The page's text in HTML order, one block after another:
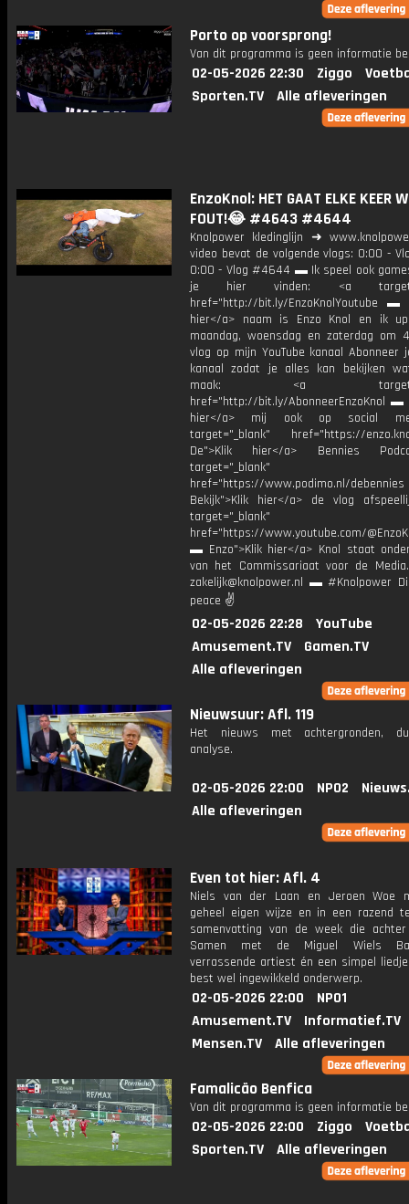
Porto op voorsprong!
Van dit programma is geen informatie
02-05-2026 22:30 Ziggo
Sporten.TV
Alle afleveringen
EnzoKnol: HET GAAT ELKE KEER
FOUT!😂 #4643 #4644
Knolpower kledinglijn ➜
video bevat de volgende vlogs: 0:00 -
0:00 - Vlog #4644 ▬ Ik speel ook
je hier vinden: <a
href="http://bit.ly/EnzoKnolYoutube ▬
hier</a> naam is Enzo Knol en ik
maandag, woensdag en zaterdag om
vlog op mijn YouTube kanaal Abonneer
kanaal zodat je alles kan bekijken
maak: <a
href="http://bit.ly/AbonneerEnzoKnol ▬
hier</a> mij ook op social
target="_blank" href="https://
De">Klik hier</a> Bennies
target="_blank"
href="https://www.podimo.nl/debennies
Bekijk">Klik hier</a> de vlog
target="_blank"
href="https://www.youtube.com/
▬ Enzo">Klik hier</a> Knol staat
van het Commissariaat voor de
zakelijk@knolpower.nl ▬ #Knolpower
peace ✌
02-05-2026 22:28
YouTube
Amusement.TV
Gamen.TV
Alle afleveringen
Nieuwsuur: Afl. 119
Het nieuws met achtergronden,
analyse.
02-05-2026 22:00 NPO2
Alle afleveringen
Even tot hier: Afl. 4
Niels van der Laan en Jeroen Woe
geheel eigen wijze en in een razend
samenvatting van de week die
Samen met de Miguel Wiels
verrassende artiest én een simpel
best wel ingewikkeld onderwerp.
02-05-2026 22:00
NPO1
Amusement.TV
Informatief.TV
Mensen.TV
Alle afleveringen
Famalicão Benfica
Van dit programma is geen informatie
02-05-2026 22:00 Ziggo
Sporten.TV
Alle afleveringen